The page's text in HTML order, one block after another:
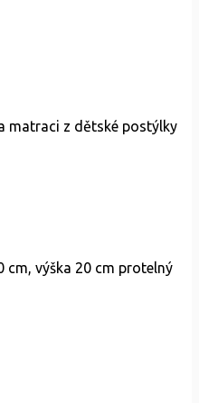
matraci z dětské postýlky
cm, výška 20 cm protelný